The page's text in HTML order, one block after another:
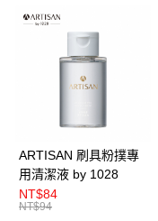
超商取貨付款
全盈+PAY
AFTEE先享後付
ARTISAN 刷具粉撲專
用清潔液 by 1028
NT$84
NT$94